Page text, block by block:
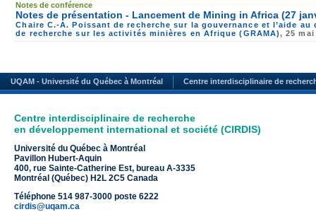
Notes de conférence
Notes de présentation - Lancement de Mining in Africa (27
Chaire C.-A. Poissant de recherche sur la gouvernance et l’aide au
de recherche sur les activités minières en Afrique (GRAMA), 25 mai
UQAM - Université du Québec à Montréal Centre interdisciplinaire de
Centre interdisciplinaire de recherche
en développement international et société (CIRDIS)
Université du Québec à Montréal
Pavillon Hubert-Aquin
400, rue Sainte-Catherine Est, bureau A-3335
Montréal (Québec) H2L 2C5 Canada
Téléphone 514 987-3000 poste 6222
cirdis@uqam.ca